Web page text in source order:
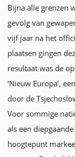
Bijna alle grenzen
gevolg van
vijf jaar na het
plaatsen gingen
resultaat was de
‘Nieuw Europa’,
door de
Voor sommige
als een
hoogtepunt